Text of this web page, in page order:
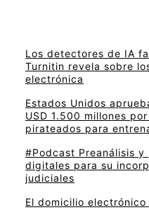
Los detectores de IA
Turnitin revela sobre
electrónica
Estados Unidos
USD 1.500 millones
pirateados para
#Podcast Preanálisis
digitales para su
judiciales
El domicilio electrónico